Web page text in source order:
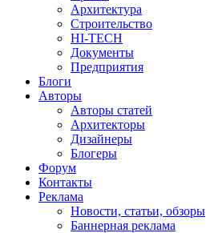
Архитектура
Строительство
HI-TECH
Документы
Предприятия
Блоги
Авторы
Авторы статей
Архитекторы
Дизайнеры
Блогеры
Форум
Контакты
Реклама
Новости, статьи, обзоры
Баннерная реклама